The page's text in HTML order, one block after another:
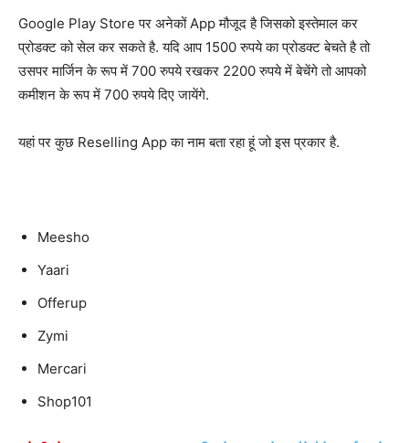
Google Play Store पर अनेकों App मौजूद है जिसको इस्तेमाल कर
प्रोडक्ट को सेल कर सकते है. यदि आप 1500 रुपये का प्रोडक्ट बेचते है तो
उसपर मार्जिन के रूप में 700 रुपये रखकर 2200 रुपये में बेचेंगे तो आपको
कमीशन के रूप में 700 रुपये दिए जायेंगे.
यहां पर कुछ Reselling App का नाम बता रहा हूं जो इस प्रकार है.
Meesho
Yaari
Offerup
Zymi
Mercari
Shop101